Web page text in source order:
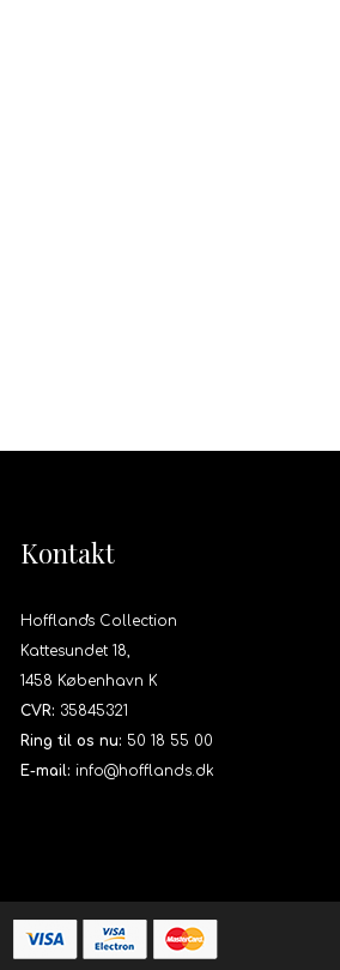
Kontakt
Hoffland's Collection
Kattesundet 18,
1458 København K
CVR: 35845321
Ring til os nu: 50 18 55 00
E-mail: info@hofflands.dk